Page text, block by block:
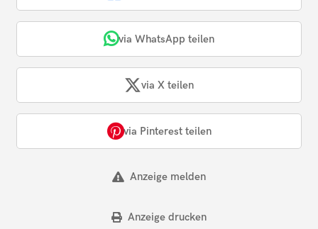
via WhatsApp teilen
via X teilen
via Pinterest teilen
Anzeige melden
Anzeige drucken